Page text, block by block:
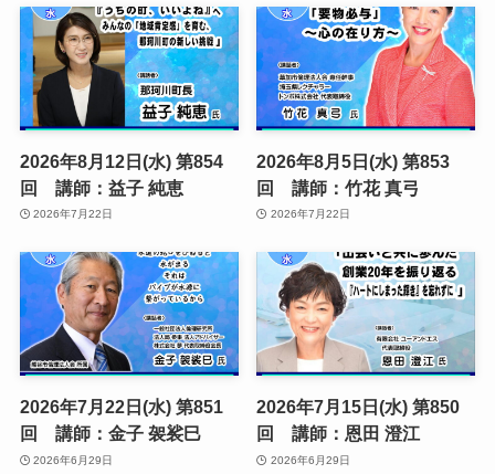
2026年8月12日(水) 第854
回 講師：益子 純恵
2026年7月22日
2026年8月5日(水) 第853
回 講師：竹花 真弓
2026年7月22日
2026年7月22日(水) 第851
回 講師：金子 袈裟巳
2026年6月29日
2026年7月15日(水) 第850
回 講師：恩田 澄江
2026年6月29日